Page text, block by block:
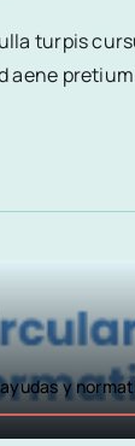
turpis
aene
y